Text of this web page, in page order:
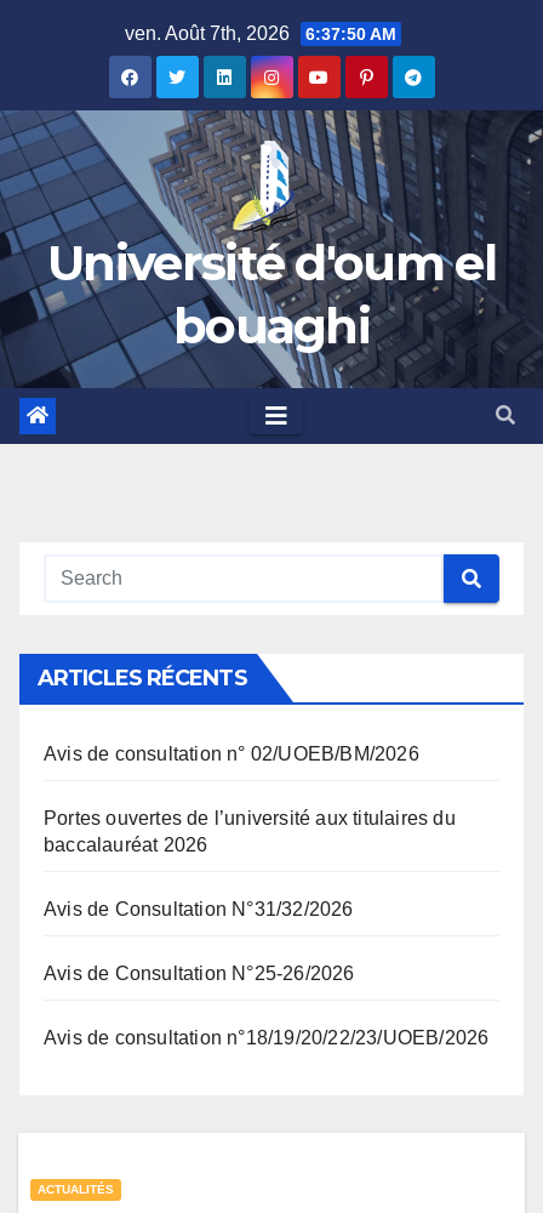
ven. Août 7th, 2026 6:37:51 AM
Université d'oum el
bouaghi
ARTICLES RÉCENTS
Avis de consultation n° 02/UOEB/BM/2026
Portes ouvertes de l’université aux titulaires du
baccalauréat 2026
Avis de Consultation N°31/32/2026
Avis de Consultation N°25-26/2026
Avis de consultation n°18/19/20/22/23/UOEB/2026
ACTUALITÉS